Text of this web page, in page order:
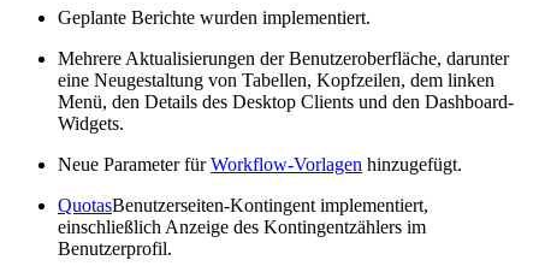
Geplante Berichte wurden implementiert.
Mehrere Aktualisierungen der Benutzeroberfläche, darunter
eine Neugestaltung von Tabellen, Kopfzeilen, dem linken
Menü, den Details des Desktop Clients und den Dashboard-
Widgets.
Neue Parameter fürWorkflow-Vorlagen hinzugefügt.
QuotasBenutzerseiten-Kontingent implementiert,
einschließlich Anzeige des Kontingentzählers im
Benutzerprofil.